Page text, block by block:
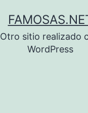
Otro sitio realizado
WordPress